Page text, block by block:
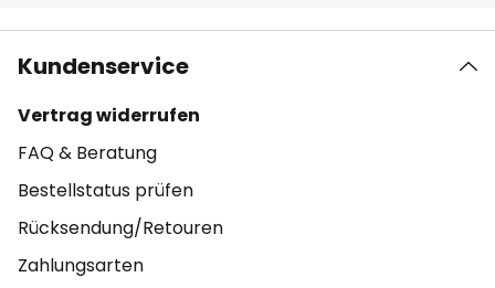
Kundenservice
Vertrag widerrufen
FAQ & Beratung
Bestellstatus prüfen
Rücksendung/Retouren
Zahlungsarten